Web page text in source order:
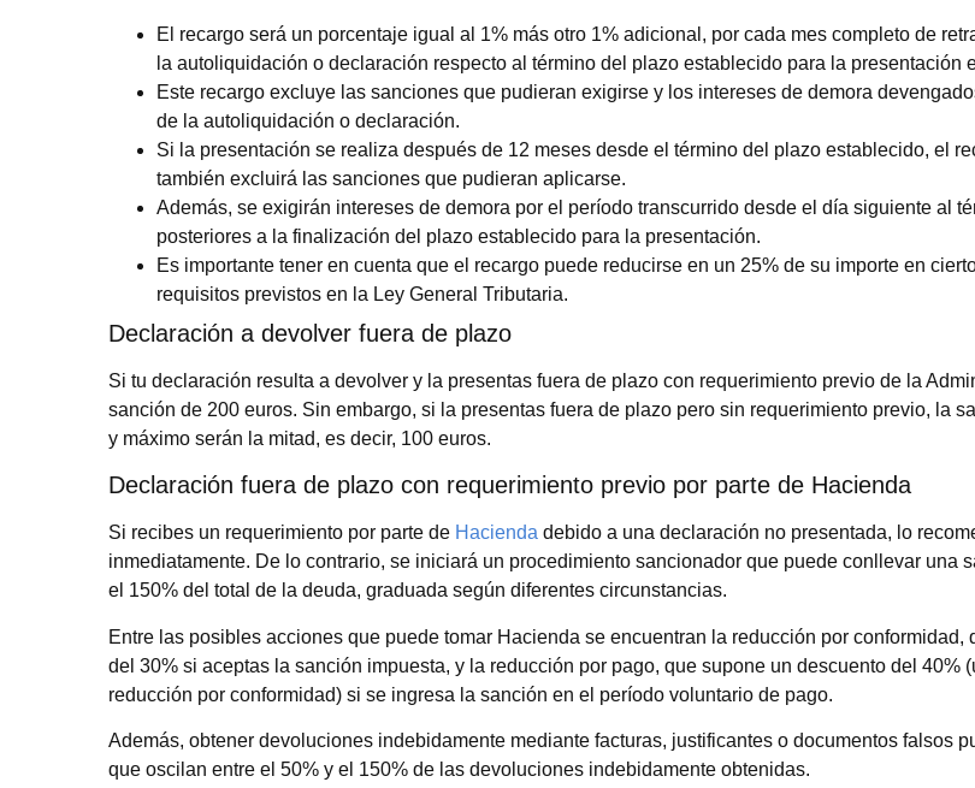
El recargo será un porcentaje igual al 1% más otro 1% adicional, por cada mes completo de
la autoliquidación o declaración respecto al término del plazo establecido para la presentación
Este recargo excluye las sanciones que pudieran exigirse y los intereses de demora
de la autoliquidación o declaración.
Si la presentación se realiza después de 12 meses desde el término del plazo establecido, el
también excluirá las sanciones que pudieran aplicarse.
Además, se exigirán intereses de demora por el período transcurrido desde el día siguiente al
posteriores a la finalización del plazo establecido para la presentación.
Es importante tener en cuenta que el recargo puede reducirse en un 25% de su importe en
requisitos previstos en la Ley General Tributaria.
Declaración a devolver fuera de plazo
Si tu declaración resulta a devolver y la presentas fuera de plazo con requerimiento previo de la
sanción de 200 euros. Sin embargo, si la presentas fuera de plazo pero sin requerimiento previo, la
y máximo serán la mitad, es decir, 100 euros.
Declaración fuera de plazo con requerimiento previo por parte de Hacienda
Si recibes un requerimiento por parte de Hacienda debido a una declaración no presentada, lo
inmediatamente. De lo contrario, se iniciará un procedimiento sancionador que puede conllevar una
el 150% del total de la deuda, graduada según diferentes circunstancias.
Entre las posibles acciones que puede tomar Hacienda se encuentran la reducción por conformidad,
del 30% si aceptas la sanción impuesta, y la reducción por pago, que supone un descuento del 40%
reducción por conformidad) si se ingresa la sanción en el período voluntario de pago.
Además, obtener devoluciones indebidamente mediante facturas, justificantes o documentos falsos
que oscilan entre el 50% y el 150% de las devoluciones indebidamente obtenidas.